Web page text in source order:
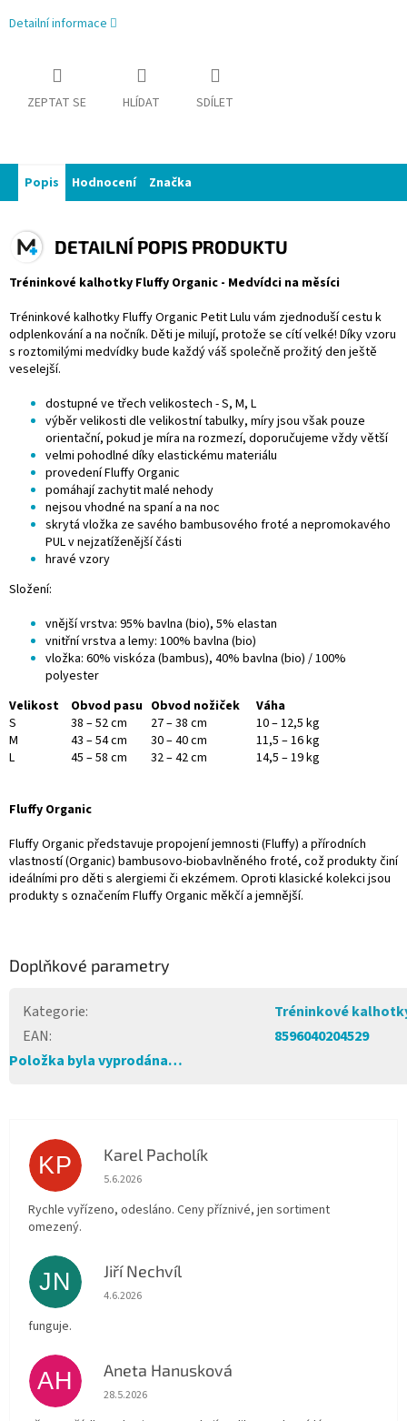
Detailní informace
ZEPTAT SE HLÍDAT SDÍLET
Popis Hodnocení Značka
DETAILNÍ POPIS PRODUKTU
Tréninkové kalhotky Fluffy Organic - Medvídci na měsíci
Tréninkové kalhotky Fluffy Organic Petit Lulu vám zjednoduší cestu k
odplenkování a na nočník. Děti je milují, protože se cítí velké! Díky vzoru
s roztomilými medvídky bude každý váš společně prožitý den ještě
veselejší.
dostupné ve třech velikostech - S, M, L
výběr velikosti dle velikostní tabulky, míry jsou však pouze
orientační, pokud je míra na rozmezí, doporučujeme vždy větší
velmi pohodlné díky elastickému materiálu
provedení Fluffy Organic
pomáhají zachytit malé nehody
nejsou vhodné na spaní a na noc
skrytá vložka ze savého bambusového froté a nepromokavého
PUL v nejzatíženější části
hravé vzory
Složení:
vnější vrstva: 95% bavlna (bio), 5% elastan
vnitřní vrstva a lemy: 100% bavlna (bio)
vložka: 60% viskóza (bambus), 40% bavlna (bio) / 100%
polyester
Velikost
Obvod pasu Obvod nožiček
Váha
S
38 – 52 cm 27 – 38 cm
10 – 12,5 kg
M
43 – 54 cm 30 – 40 cm
11,5 – 16 kg
L
45 – 58 cm 32 – 42 cm 14,5 – 19 kg
Fluffy Organic
Fluffy Organic představuje propojení jemnosti (Fluffy) a přírodních
vlastností (Organic) bambusovo-biobavlněného froté, což produkty činí
ideálními pro děti s alergiemi či ekzémem. Oproti klasické kolekci jsou
produkty s označením Fluffy Organic měkčí a jemnější.
Doplňkové parametry
Kategorie:
Tréninkové
EAN:
8596040204529
Položka byla vyprodána…
KP Karel Pacholík
Hodnocení obchodu je 4 z 5 hvězdiček.
5.6.2026
Rychle vyřízeno, odesláno. Ceny příznivé, jen sortiment
omezený.
JN Jiří Nechvíl
Hodnocení obchodu je 5 z 5 hvězdiček.
4.6.2026
funguje.
AH Aneta Hanusková
Hodnocení obchodu je 5 z 5 hvězdiček.
28.5.2026